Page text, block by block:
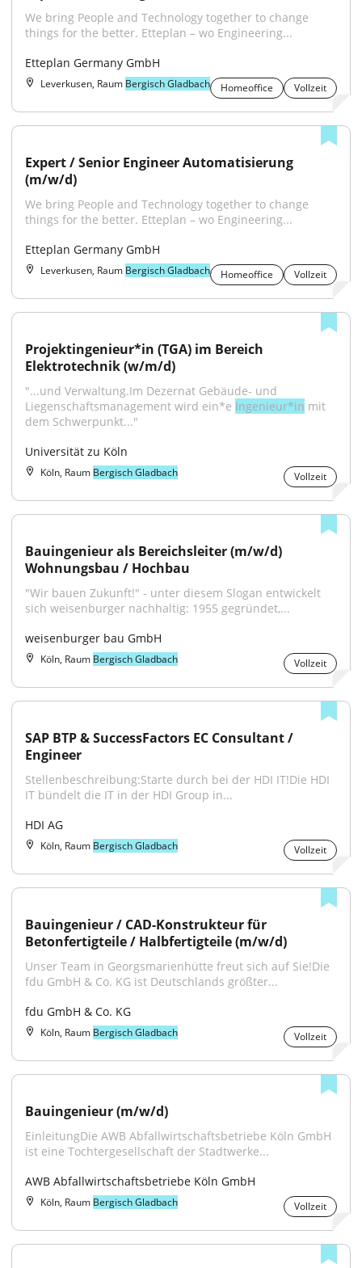
We bring People and Technology together to change
things for the better. Etteplan – wo Engineering...
Etteplan Germany GmbH
Leverkusen, Raum Bergisch Gladbach Homeoffice Vollzeit
Expert / Senior Engineer Automatisierung
(m/w/d)
We bring People and Technology together to change
things for the better. Etteplan – wo Engineering...
Etteplan Germany GmbH
Leverkusen, Raum Bergisch Gladbach Homeoffice Vollzeit
Projektingenieur*in (TGA) im Bereich
Elektrotechnik (w/m/d)
"...und Verwaltung.Im Dezernat Gebäude- und
Liegenschaftsmanagement wird ein*e Ingenieur*in mit
dem Schwerpunkt..."
Universität zu Köln
Köln, Raum Bergisch Gladbach Vollzeit
Bauingenieur als Bereichsleiter (m/w/d)
Wohnungsbau / Hochbau
"Wir bauen Zukunft!" - unter diesem Slogan entwickelt
sich weisenburger nachhaltig: 1955 gegründet,...
weisenburger bau GmbH
Köln, Raum Bergisch Gladbach Vollzeit
SAP BTP & SuccessFactors EC Consultant /
Engineer
Stellenbeschreibung:Starte durch bei der HDI IT!Die HDI
IT bündelt die IT in der HDI Group in...
HDI AG
Köln, Raum Bergisch Gladbach Vollzeit
Bauingenieur / CAD-Konstrukteur für
Betonfertigteile / Halbfertigteile (m/w/d)
Unser Team in Georgsmarienhütte freut sich auf Sie!Die
fdu GmbH & Co. KG ist Deutschlands größter...
fdu GmbH & Co. KG
Köln, Raum Bergisch Gladbach Vollzeit
Bauingenieur (m/w/d)
EinleitungDie AWB Abfallwirtschaftsbetriebe Köln GmbH
ist eine Tochtergesellschaft der Stadtwerke...
AWB Abfallwirtschaftsbetriebe Köln GmbH
Köln, Raum Bergisch Gladbach Vollzeit